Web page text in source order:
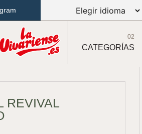
02
CATEGORÍAS
REVIVAL